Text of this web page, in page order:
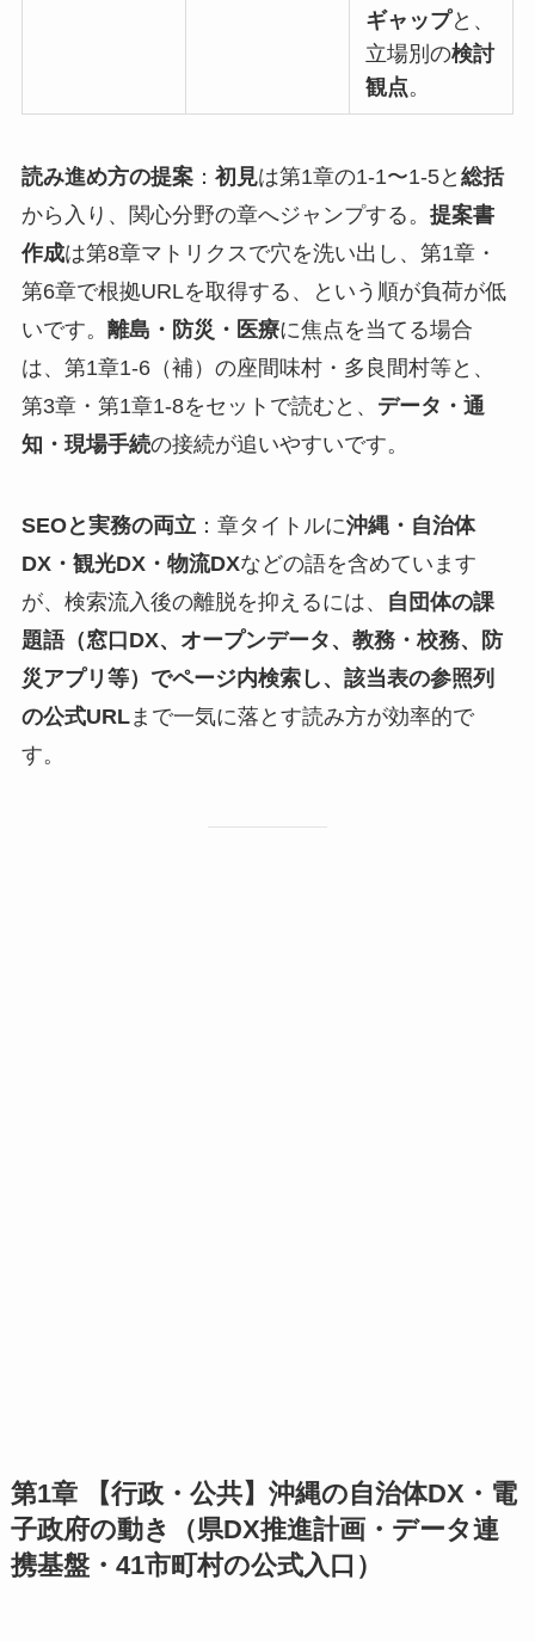
ギャップと、
立場別の検討
観点。
読み進め方の提案： 初見は第1章の1-1〜1-5と 総括
から入り、関心分野の章へジャンプする。 提案書
作成は第8章マトリクスで穴を洗い出し、第1章・
第6章で根拠URLを取得する、という順が負荷が低
いです。 離島・防災・医療に焦点を当てる場合
は、第1章1-6（補）の座間味村・多良間村等と、
第3章・第1章1-8をセットで読むと、 データ・通
知・現場手続の接続が追いやすいです。
SEOと実務の両立 ：章タイトルに沖縄・自治体
DX・観光DX・物流DXなどの語を含めています
が、検索流入後の離脱を抑えるには、
自団体の課
題語（窓口DX、オープンデータ、教務・校務、防
災アプリ等）でページ内検索し、該当表の参照列
の公式URLまで一気に落とす読み方が効率的で
す。
第1章 【行政・公共】沖縄の自治体DX・電
子政府の動き（県DX推進計画・データ連
携基盤・41市町村の公式入口）